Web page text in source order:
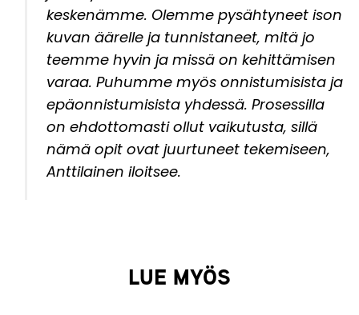
keskenämme. Olemme pysähtyneet ison
kuvan äärelle ja tunnistaneet, mitä jo
teemme hyvin ja missä on kehittämisen
varaa. Puhumme myös onnistumisista ja
epäonnistumisista yhdessä. Prosessilla
on ehdottomasti ollut vaikutusta, sillä
nämä opit ovat juurtuneet tekemiseen,
Anttilainen iloitsee.
LUE MYÖS